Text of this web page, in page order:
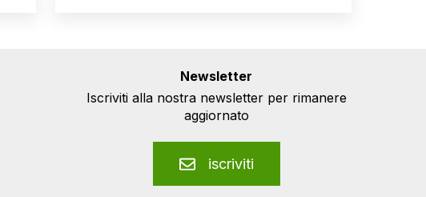
Newsletter
Iscriviti alla nostra newsletter per rimanere
aggiornato
iscriviti